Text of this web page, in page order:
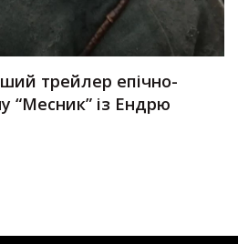
трейлер епічно-
“Месник” із Ендрю